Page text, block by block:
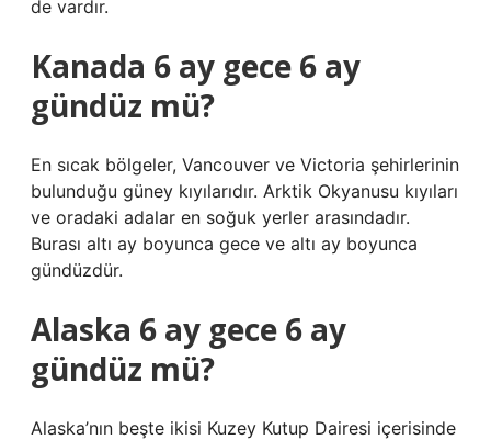
de vardır.
Kanada 6 ay gece 6 ay
gündüz mü?
En sıcak bölgeler, Vancouver ve Victoria şehirlerinin
bulunduğu güney kıyılarıdır. Arktik Okyanusu kıyıları
ve oradaki adalar en soğuk yerler arasındadır.
Burası altı ay boyunca gece ve altı ay boyunca
gündüzdür.
Alaska 6 ay gece 6 ay
gündüz mü?
Alaska’nın beşte ikisi Kuzey Kutup Dairesi içerisinde